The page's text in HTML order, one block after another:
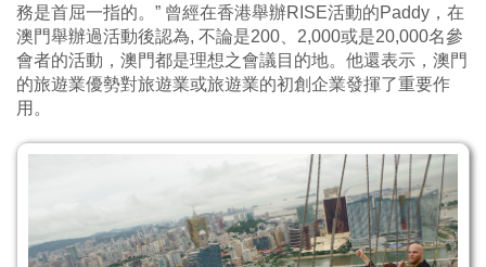
務是首屈一指的。” 曾經在香港舉辦RISE活動的Paddy，在
澳門舉辦過活動後認為, 不論是200、2,000或是20,000名參
會者的活動，澳門都是理想之會議目的地。他還表示，澳門
的旅遊業優勢對旅遊業或旅遊業的初創企業發揮了重要作
用。